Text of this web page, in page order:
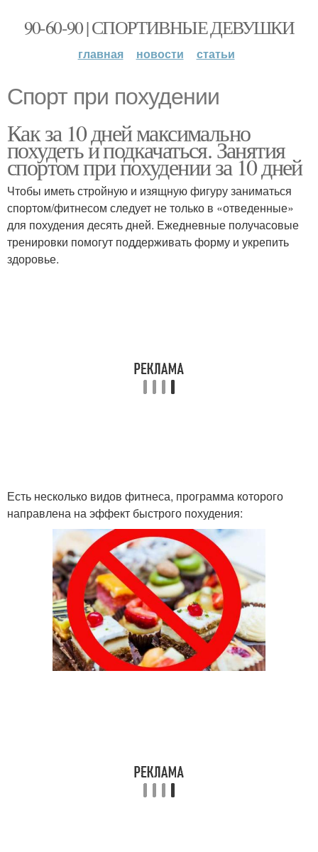
90-60-90 | СПОРТИВНЫЕ ДЕВУШКИ
главная новости статьи
Спорт при похудении
Как за 10 дней максимально
похудеть и подкачаться. Занятия
спортом при похудении за 10 дней
Чтобы иметь стройную и изящную фигуру заниматься
спортом/фитнесом следует не только в «отведенные»
для похудения десять дней. Ежедневные получасовые
тренировки помогут поддерживать форму и укрепить
здоровье.
Есть несколько видов фитнеса, программа которого
направлена на эффект быстрого похудения: